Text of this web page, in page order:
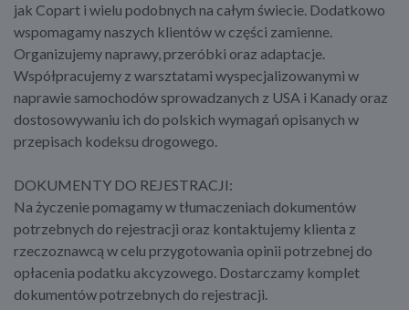
jak Copart i wielu podobnych na całym świecie. Dodatkowo
wspomagamy naszych klientów w części zamienne.
Organizujemy naprawy, przeróbki oraz adaptacje.
Współpracujemy z warsztatami wyspecjalizowanymi w
naprawie samochodów sprowadzanych z USA i Kanady oraz
dostosowywaniu ich do polskich wymagań opisanych w
przepisach kodeksu drogowego.
DOKUMENTY DO REJESTRACJI:
Na życzenie pomagamy w tłumaczeniach dokumentów
potrzebnych do rejestracji oraz kontaktujemy klienta z
rzeczoznawcą w celu przygotowania opinii potrzebnej do
opłacenia podatku akcyzowego. Dostarczamy komplet
dokumentów potrzebnych do rejestracji.